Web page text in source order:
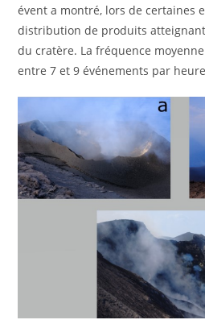
évent a montré, lors de certaines
distribution de produits
du cratère. La fréquence
entre 7 et 9 événements par